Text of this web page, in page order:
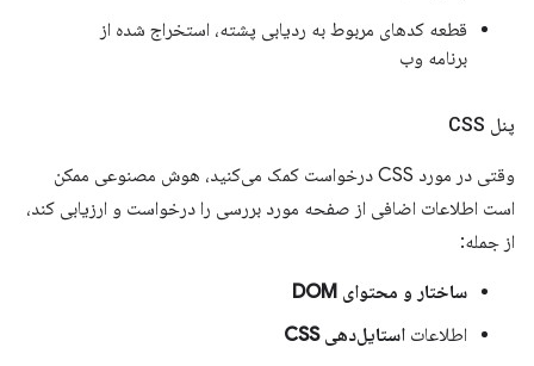
قطعه کدهای مربوط به ردیابی پشته، استخراج شده از
برنامه وب
پنل CSS
وقتی در مورد CSS درخواست کمک می‌کنید، هوش مصنوعی ممکن
است اطلاعات اضافی از صفحه مورد بررسی را درخواست و ارزیابی کند،
از جمله:
ساختار و محتوای DOM
اطلاعات استایل‌دهی CSS